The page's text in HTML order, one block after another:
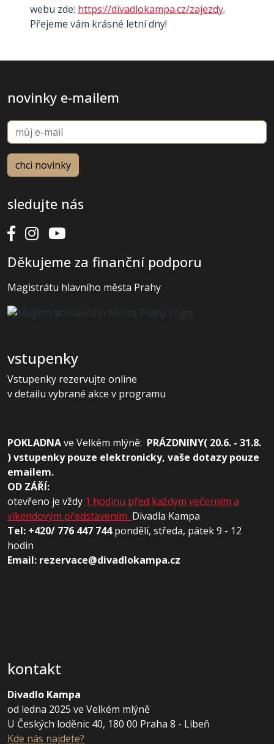
webu zde: https://divadlokampa.cz/zajezdy.
Přejeme vám krásné letní dny!
novinky e-mailem
sledujte nás
Děkujeme za finanční podporu
Magistrátu hlavního města Prahy
vstupenky
Vstupenky rezervujte online
v detailu vybrané akce v programu
POKLADNAve Velkém mlýně: PRÁZDNINY( 20.6. - 31.8.
) vstupenky pouze elektronicky, vaše dotazy pouze
emailem.
OD ZÁŘÍ:
otevřeno je vždy 1 hodinu před každým večerním a
víkendovým představením Divadla Kampa
Tel: +420/ 776 447 744pondělí, středa, pátek 9 - 12
hodin
Email: rezervace@divadlokampa.cz
kontakt
Divadlo Kampa
od ledna 2025 ve Velkém mlýně
U Českých loděnic 40, 180 00 Praha 8 - Libeň
Kde nás najdete?